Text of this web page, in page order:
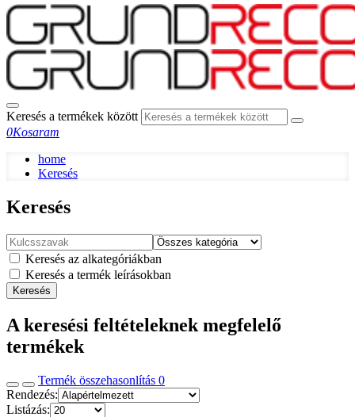
Keresés a termékek között
0Kosaram
home
Keresés
Keresés
Keresés az alkategóriákban
Keresés a termék leírásokban
Keresés
A keresési feltételeknek megfelelő
termékek
Termék összehasonlítás 0
Rendezés:
Listázás: